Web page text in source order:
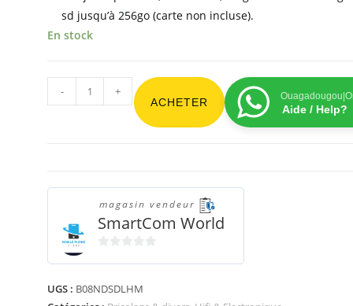
sd jusqu’à 256go (carte non incluse).
En stock
- +
ACHETER
Aide / Help?
magasin vendeur
SmartCom World
u
UGS : B08NDSDLHM